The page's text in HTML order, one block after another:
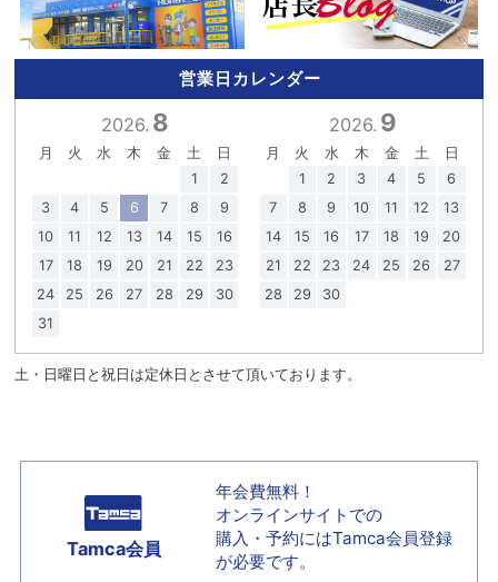
営業日カレンダー
2026. 8
月 火 水 木 金 土
日
1
2
3
4 5 6 7 8
9
10
11 12 13 14 15
16
17
18 19 20 21 22
23
24
25 26 27 28 29
30
31
2026. 9
月 火 水 木 金 土
日
1
2 3 4 5
6
7
8 9 10 11 12
13
14
15 16 17 18 19
20
21
22 23 24 25 26
27
28
29 30
土・日曜日と祝日は定休日とさせて頂いております。
Tamca会員
年会費無料！
オンラインサイトでの
購入・予約にはTamca会員登録
が必要です。